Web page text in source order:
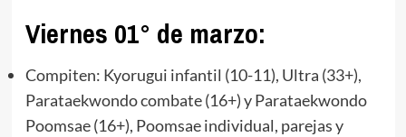
Viernes 01° de marzo:
Compiten: Kyorugui infantil (10-11), Ultra (33+),
Parataekwondo combate (16+) y Parataekwondo
Poomsae (16+), Poomsae individual, parejas y